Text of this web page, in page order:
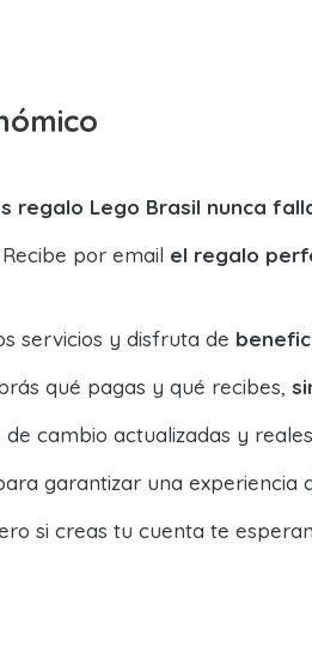
regalo Lego Brasil nunca
por email el regalo
servicios y disfruta de
qué pagas y qué recibes,
cambio actualizadas y
garantizar una experiencia
si creas tu cuenta te